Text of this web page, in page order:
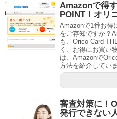
Amazonで得
POINT！オリ
Amazonで1番お得
をご存知ですか？
も、Orico Card
く、お得にお買い
は、Amazonで
方法を紹介していま
審査対策に！
発行できない